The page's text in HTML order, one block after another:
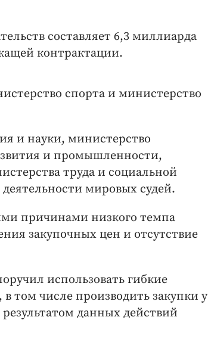
составляет 6,3 миллиарда
контрактации.
спорта и министерство
и науки, министерство
и промышленности,
труда и социальной
мировых судей.
причинами низкого темпа
закупочных цен и отсутствие
использовать гибкие
том числе производить закупки у
данных действий